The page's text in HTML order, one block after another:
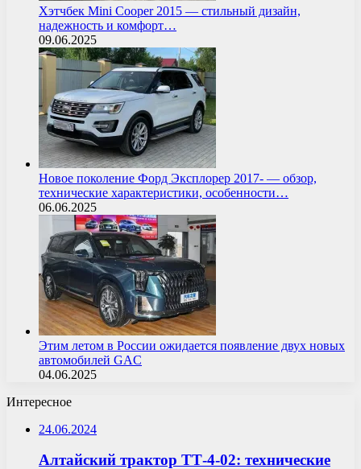
Хэтчбек Mini Cooper 2015 — стильный дизайн,
надежность и комфорт…
09.06.2025
Новое поколение Форд Эксплорер 2017- — обзор,
технические характеристики, особенности…
06.06.2025
Этим летом в России ожидается появление двух новых
автомобилей GAC
04.06.2025
Интересное
24.06.2024
Алтайский трактор ТТ-4-02: технические